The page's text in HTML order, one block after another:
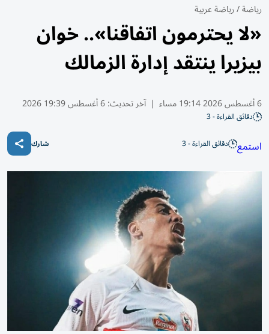
رياضة/رياضة عربية
«لا يحترمون اتفاقنا».. خوان
بيزيرا ينتقد إدارة الزمالك
6 أغسطس 2026 19:14 مساء | آخر تحديث:6 أغسطس 19:39 2026
دقائق القراءة - 3
استمع دقائق القراءة - 3 شارك